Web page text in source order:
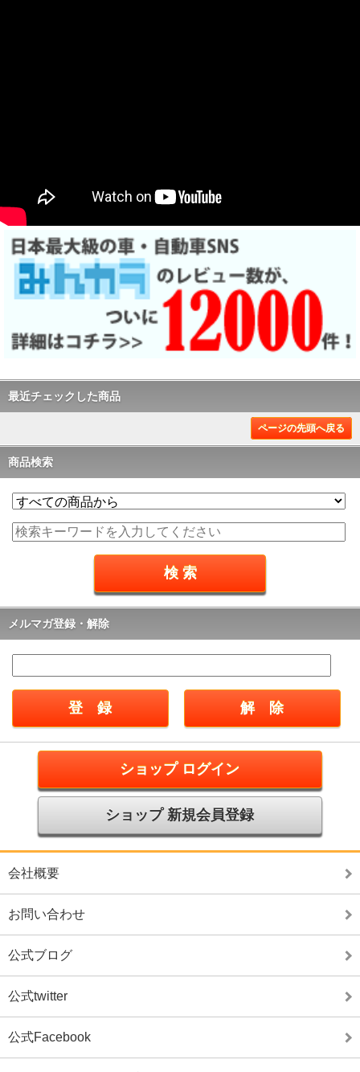
最近チェックした商品
ページの先頭へ戻る
商品検索
メルマガ登録・解除
ショップ ログイン
ショップ 新規会員登録
会社概要
お問い合わせ
公式ブログ
公式twitter
公式Facebook